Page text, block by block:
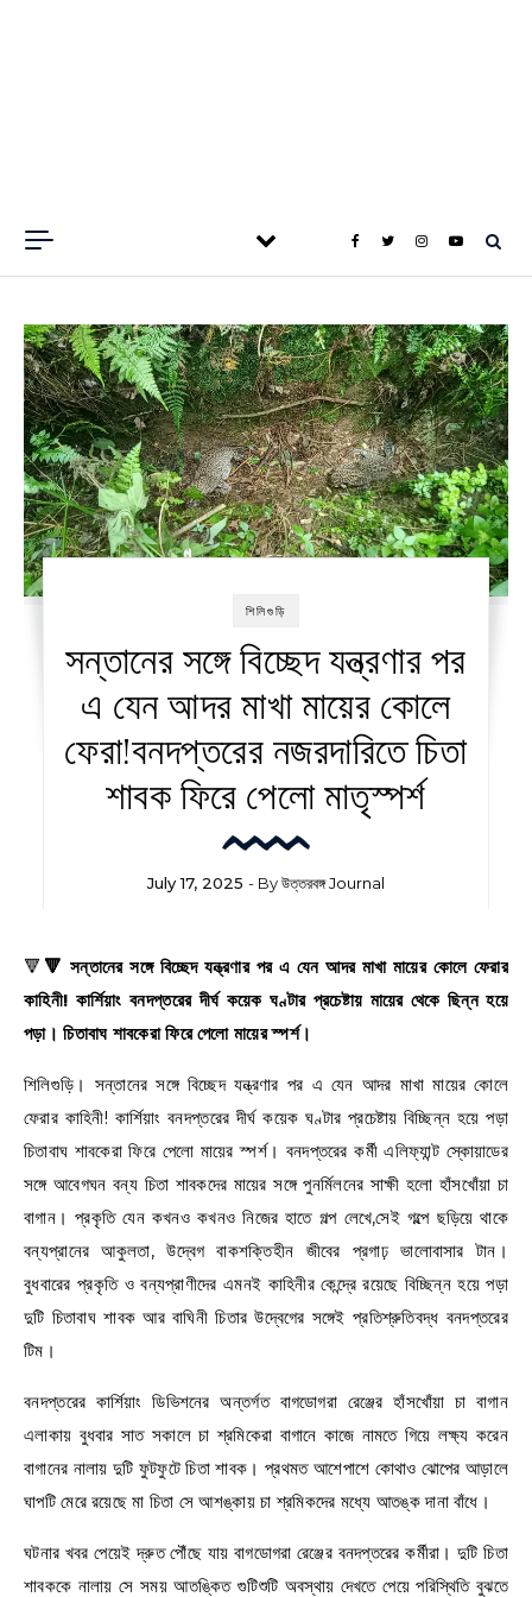
শিলিগুড়ি
সন্তানের সঙ্গে বিচ্ছেদ যন্ত্রণার পর
এ যেন আদর মাখা মায়ের কোলে
ফেরা!বনদপ্তরের নজরদারিতে চিতা
শাবক ফিরে পেলো মাতৃস্পর্শ
July 17, 2025 - Byউত্তরবঙ্গ Journal
🔻🔻 সন্তানের সঙ্গে বিচ্ছেদ যন্ত্রণার পর এ যেন আদর মাখা মায়ের কোলে ফেরার
কাহিনী! কার্শিয়াং বনদপ্তরের দীর্ঘ কয়েক ঘণ্টার প্রচেষ্টায় মায়ের থেকে ছিন্ন হয়ে
পড়া। চিতাবাঘ শাবকেরা ফিরে পেলো মায়ের স্পর্শ।
শিলিগুড়ি। সন্তানের সঙ্গে বিচ্ছেদ যন্ত্রণার পর এ যেন আদর মাখা মায়ের কোলে
ফেরার কাহিনী! কার্শিয়াং বনদপ্তরের দীর্ঘ কয়েক ঘণ্টার প্রচেষ্টায় বিচ্ছিন্ন হয়ে পড়া
চিতাবাঘ শাবকেরা ফিরে পেলো মায়ের স্পর্শ। বনদপ্তরের কর্মী এলিফ্যান্ট স্কোয়াডের
সঙ্গে আবেগঘন বন্য চিতা শাবকদের মায়ের সঙ্গে পুনর্মিলনের সাক্ষী হলো হাঁসখোঁয়া চা
বাগান। প্রকৃতি যেন কখনও কখনও নিজের হাতে গল্প লেখে,সেই গল্পে ছড়িয়ে থাকে
বন্যপ্রানের আকুলতা, উদ্বেগ বাকশক্তিহীন জীবের প্রগাঢ় ভালোবাসার টান।
বুধবারের প্রকৃতি ও বন্যপ্রাণীদের এমনই কাহিনীর কেন্দ্রে রয়েছে বিচ্ছিন্ন হয়ে পড়া
দুটি চিতাবাঘ শাবক আর বাঘিনী চিতার উদ্বেগের সঙ্গেই প্রতিশ্রুতিবদ্ধ বনদপ্তরের
টিম।
বনদপ্তরের কার্শিয়াং ডিভিশনের অন্তর্গত বাগডোগরা রেঞ্জের হাঁসখোঁয়া চা বাগান
এলাকায় বুধবার সাত সকালে চা শ্রমিকেরা বাগানে কাজে নামতে গিয়ে লক্ষ্য করেন
বাগানের নালায় দুটি ফুটফুটে চিতা শাবক। প্রথমত আশেপাশে কোথাও ঝোপের আড়ালে
ঘাপটি মেরে রয়েছে মা চিতা সে আশঙ্কায় চা শ্রমিকদের মধ্যে আতঙ্ক দানা বাঁধে।
ঘটনার খবর পেয়েই দ্রুত পৌঁছে যায় বাগডোগরা রেঞ্জের বনদপ্তরের কর্মীরা। দুটি চিতা
শাবককে নালায় সে সময় আতঙ্কিত গুটিশুটি অবস্থায় দেখতে পেয়ে পরিস্থিতি বুঝতে